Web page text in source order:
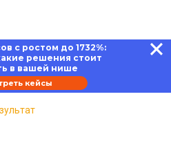
с ростом до 1732%:
решения стоит
в вашей нише
кейсы